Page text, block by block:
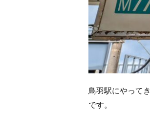
鳥羽駅にやって
です。